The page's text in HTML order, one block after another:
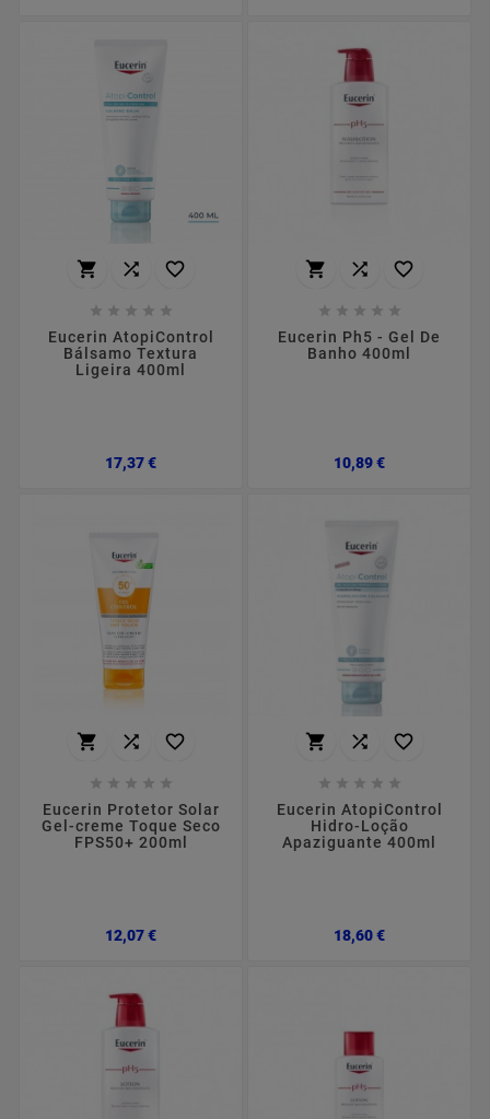
  
    
Eucerin AtopiControl
Bálsamo Textura
Ligeira 400ml
17,37 €Preço
  
    
Eucerin Ph5 - Gel De
Banho 400ml
10,89 €Preço
  
    
Eucerin Protetor Solar
Gel-creme Toque Seco
FPS50+ 200ml
12,07 €Preço
  
    
Eucerin AtopiControl
Hidro-Loção
Apaziguante 400ml
18,60 €Preço